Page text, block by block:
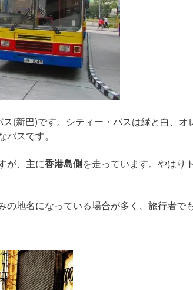
(新巴)です。シティー・バスは緑と白、オ
スです。
が、主に香港島側を走っています。やはり
地名になっている場合が多く、旅行者で